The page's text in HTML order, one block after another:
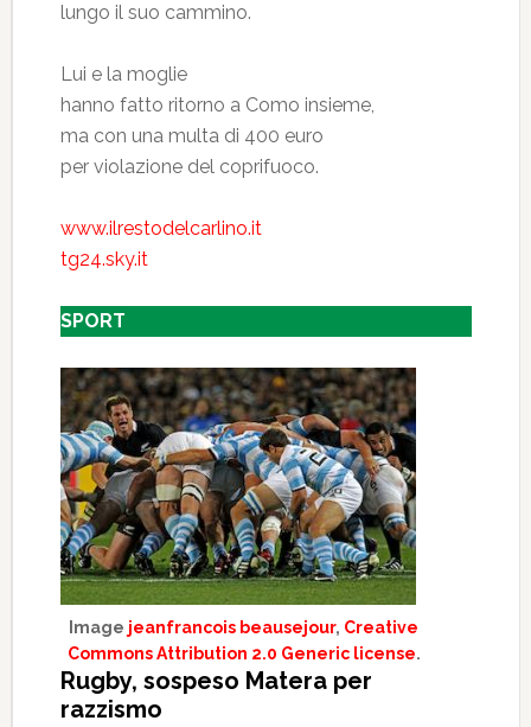
lungo il suo cammino.
Lui e la moglie
hanno fatto ritorno a Como insieme,
ma con una multa di 400 euro
per violazione del coprifuoco.
www.ilrestodelcarlino.it
tg24.sky.it
SPORT
Image jeanfrancois beausejour, Creative
Commons Attribution 2.0 Generic license.
Rugby, sospeso Matera per
razzismo